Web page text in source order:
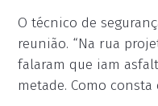
O técnico de
reunião. “Na rua
falaram que iam
metade. Como